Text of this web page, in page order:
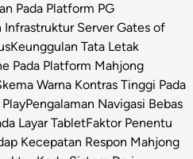
Pada Platform PG
Infrastruktur Server Gates of
Keunggulan Tata Letak
Pada Platform Mahjong
Warna Kontras Tinggi Pada
Pengalaman Navigasi Bebas
Layar TabletFaktor Penentu
Kecepatan Respon Mahjong